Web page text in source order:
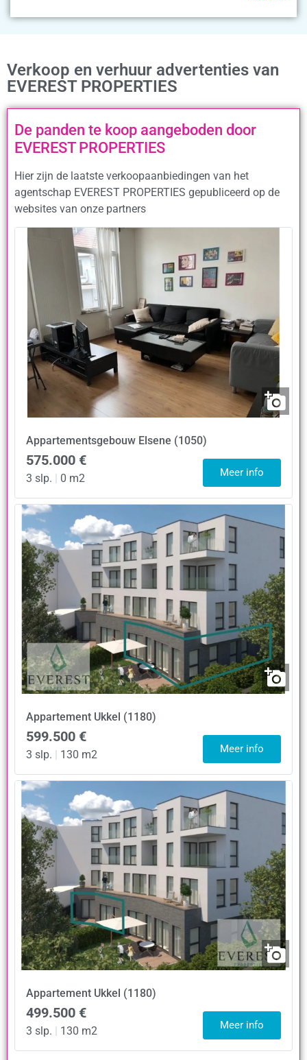
Verkoop en verhuur advertenties van
EVEREST PROPERTIES
De panden te koop aangeboden door
EVEREST PROPERTIES
Hier zijn de laatste verkoopaanbiedingen van het
agentschap EVEREST PROPERTIES gepubliceerd op de
websites van onze partners
Appartementsgebouw Elsene (1050)
575.000 €
3 slp. | 0 m2 Meer info
Appartement Ukkel (1180)
599.500 €
3 slp. | 130 m2 Meer info
Appartement Ukkel (1180)
499.500 €
3 slp. 130 m2 Meer info